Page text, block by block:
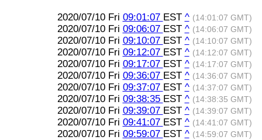
2020/07/10 Fri 09:01:07 EST ^ (14:01:07 GMT)
2020/07/10 Fri 09:06:07 EST ^ (14:06:07 GMT)
2020/07/10 Fri 09:10:07 EST ^ (14:10:07 GMT)
2020/07/10 Fri 09:12:07 EST ^ (14:12:07 GMT)
2020/07/10 Fri 09:17:07 EST ^ (14:17:07 GMT)
2020/07/10 Fri 09:36:07 EST ^ (14:36:07 GMT)
2020/07/10 Fri 09:37:07 EST ^ (14:37:07 GMT)
2020/07/10 Fri 09:38:35 EST ^ (14:38:35 GMT)
2020/07/10 Fri 09:39:07 EST ^ (14:39:07 GMT)
2020/07/10 Fri 09:41:07 EST ^ (14:41:07 GMT)
2020/07/10 Fri 09:59:07 EST ^ (14:59:07 GMT)